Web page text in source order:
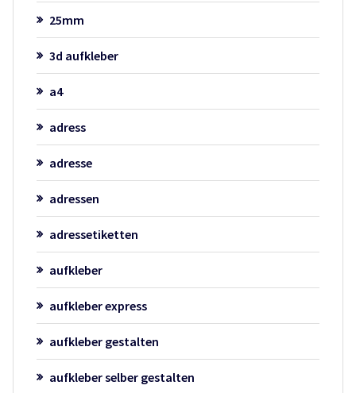
25mm
3d aufkleber
a4
adress
adresse
adressen
adressetiketten
aufkleber
aufkleber express
aufkleber gestalten
aufkleber selber gestalten